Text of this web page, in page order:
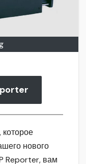
нового
Reporter, вам